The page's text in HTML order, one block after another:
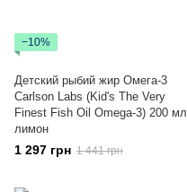
−10%
Детский рыбий жир Омега-3
Carlson Labs (Kid's The Very
Finest Fish Oil Omega-3) 200 мл
лимон
1 297 грн 1 441 грн